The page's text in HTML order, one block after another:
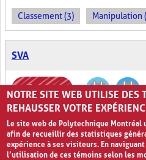
Classement (3) Manipulation
SVA
0
NOTRE SITE WEB UTILISE DES
REHAUSSER VOTRE
Le site web de Polytechnique
afin de recueillir des statistiques
expérience à ses visiteurs. En
l’utilisation de ces témoins selon les